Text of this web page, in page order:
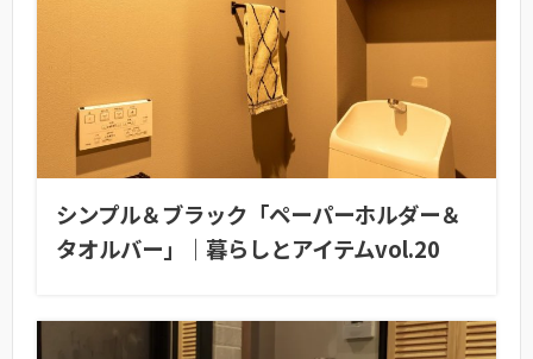
シンプル＆ブラック「ペーパーホルダー＆
タオルバー」｜暮らしとアイテムvol.20